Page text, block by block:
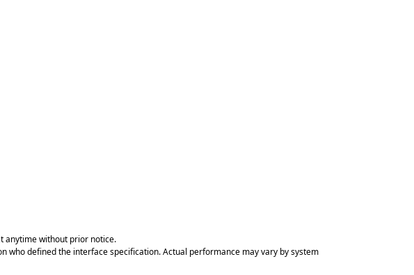
anytime without prior notice.
defined the interface specification. Actual performance may vary by system